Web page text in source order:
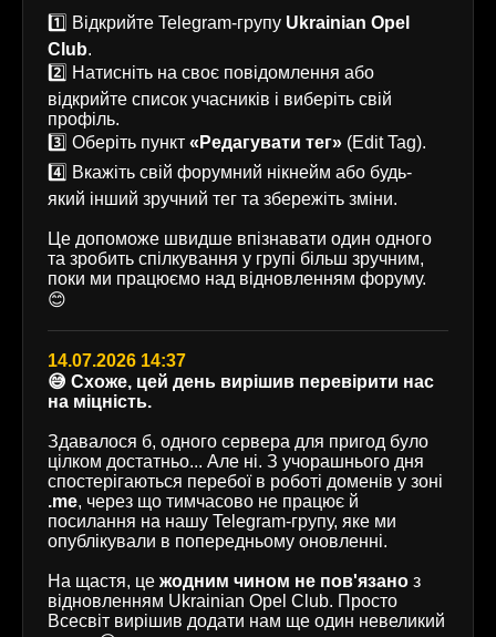
1️⃣ Відкрийте Telegram-групу Ukrainian Opel
Club.
2️⃣ Натисніть на своє повідомлення або
відкрийте список учасників і виберіть свій
профіль.
3️⃣ Оберіть пункт «Редагувати тег» (Edit Tag).
4️⃣ Вкажіть свій форумний нікнейм або будь-
який інший зручний тег та збережіть зміни.
Це допоможе швидше впізнавати один одного
та зробить спілкування у групі більш зручним,
поки ми працюємо над відновленням форуму.
😊
14.07.2026 14:37
😅 Схоже, цей день вирішив перевірити нас
на міцність.
Здавалося б, одного сервера для пригод було
цілком достатньо... Але ні. З учорашнього дня
спостерігаються перебої в роботі доменів у зоні
.me, через що тимчасово не працює й
посилання на нашу Telegram-групу, яке ми
опублікували в попередньому оновленні.
На щастя, це жодним чином не пов'язано з
відновленням Ukrainian Opel Club. Просто
Всесвіт вирішив додати нам ще один невеликий